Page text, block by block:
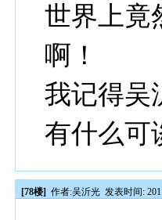
世界上竟
啊！
我记得吴
有什么可
[78楼] 作者:吴沂光 发表时间: